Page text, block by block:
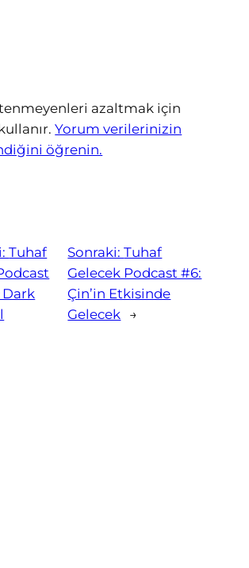
azaltmak için
Yorum verilerinizin
öğrenin.
Tuhaf
Dark
Sonraki:Tuhaf
Gelecek Podcast #6:
Çin’in Etkisinde
Gelecek →